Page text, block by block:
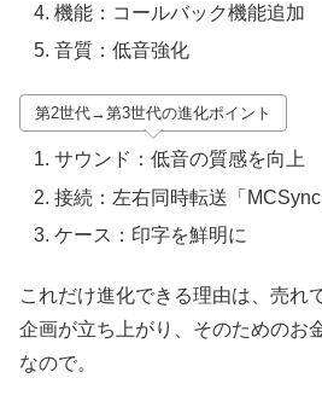
機能：コールバック機能追加
音質：低音強化
第2世代→第3世代の進化ポイント
サウンド：低音の質感を向上
接続：左右同時転送「
ケース：印字を鮮明に
これだけ進化できる理由は、売れ
企画が立ち上がり、そのためのお
なので。